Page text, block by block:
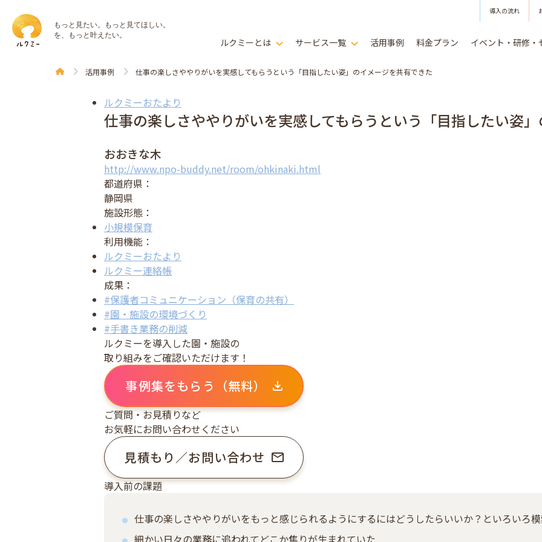
もっと見たい。もっと見てほしい。
を、もっと叶えたい。
導入の流れ
ルクミーとは サービス一覧 活用事例 料金プラン イベント・研修・
活用事例 仕事の楽しさややりがいを実感してもらうという「目指したい姿」のイメージを共有できた
ルクミーおたより
仕事の楽しさややりがいを実感してもらうという「目指したい姿
おおきな木
http://www.npo-buddy.net/room/ohkinaki.html
都道府県：
静岡県
施設形態：
小規模保育
利用機能：
ルクミーおたより
ルクミー連絡帳
成果：
#保護者コミュニケーション（保育の共有）
#園・施設の環境づくり
#手書き業務の削減
ルクミーを導入した園・施設の
取り組みをご確認いただけます！
事例集をもらう（無料）
ご質問・お見積りなど
お気軽にお問い合わせください
見積もり／お問い合わせ
導入前の課題
仕事の楽しさややりがいをもっと感じられるようにするにはどうしたらいいか？といろいろ
細かい日々の業務に追われてどこか焦りが生まれていた